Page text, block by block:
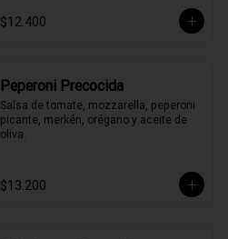
$12.400
Peperoni Precocida
Salsa de tomate, mozzarella, peperoni
picante, merkén, orégano y aceite de
oliva.
$13.200